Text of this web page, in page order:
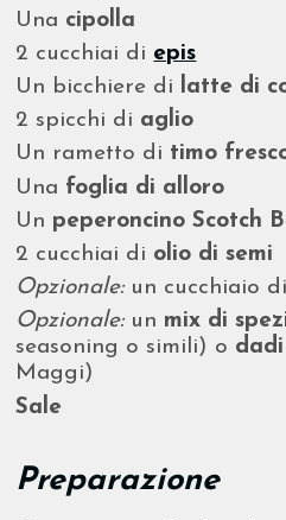
Una cipolla
2 cucchiai di epis
Un bicchiere di latte di
2 spicchi di aglio
Un rametto di timo
Una foglia di alloro
Un peperoncino Scotch
2 cucchiai di olio di semi
Opzionale:un cucchiaio di
Opzionale:un mix di
seasoning o simili) o
Maggi)
Sale
Preparazione